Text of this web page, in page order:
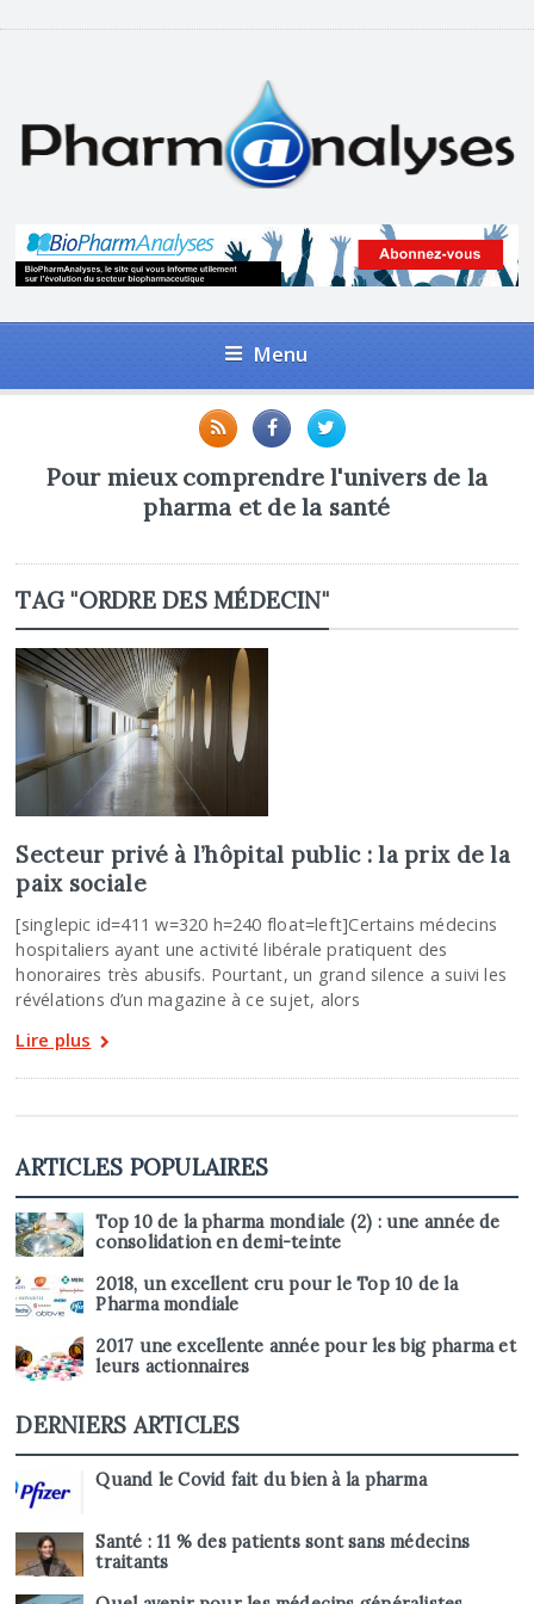
Menu
Pour mieux comprendre l'univers de la
pharma et de la santé
TAG "ORDRE DES MÉDECIN"
Secteur privé à l’hôpital public : la prix de la
paix sociale
[singlepic id=411 w=320 h=240 float=left]Certains médecins
hospitaliers ayant une activité libérale pratiquent des
honoraires très abusifs. Pourtant, un grand silence a suivi les
révélations d’un magazine à ce sujet, alors
Lire plus
ARTICLES POPULAIRES
Top 10 de la pharma mondiale (2) : une année de
consolidation en demi-teinte
2018, un excellent cru pour le Top 10 de la
Pharma mondiale
2017 une excellente année pour les big pharma et
leurs actionnaires
DERNIERS ARTICLES
Quand le Covid fait du bien à la pharma
Santé : 11 % des patients sont sans médecins
traitants